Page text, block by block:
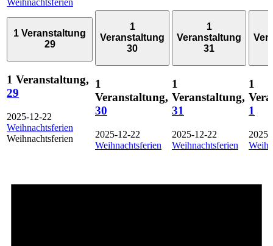
1 Veranstaltung
29
1 Veranstaltung,
29
2025-12-22
Weihnachtsferien
Weihnachtsferien
1
Veranstaltung
30
1
Veranstaltung,
30
2025-12-22
Weihnachtsferien
1
Veranstaltung
31
1
Veranstaltung,
31
2025-12-22
Weihnachtsferien
1
1